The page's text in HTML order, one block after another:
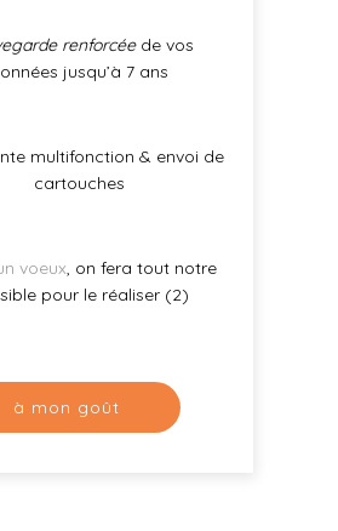
renforcéede vos
jusqu’à 7 ans
multifonction & envoi de
cartouches
voeux, on fera tout notre
pour le réaliser (2)
à mon goût